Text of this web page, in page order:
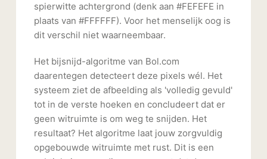
spierwitte achtergrond (denk aan #FEFEFE in
plaats van #FFFFFF). Voor het menselijk oog is
dit verschil niet waarneembaar.
Het bijsnijd-algoritme van Bol.com
daarentegen detecteert deze pixels wél. Het
systeem ziet de afbeelding als 'volledig gevuld'
tot in de verste hoeken en concludeert dat er
geen witruimte is om weg te snijden. Het
resultaat? Het algoritme laat jouw zorgvuldig
opgebouwde witruimte met rust. Dit is een